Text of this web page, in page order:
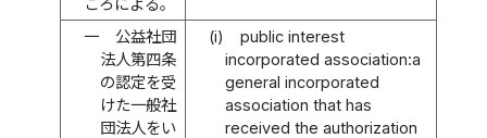
ころによる。
一
公益社団
法人第四条
の認定を受
けた一般社
団法人をい
(i)
public interest
incorporated association:a
general incorporated
association that has
received the authorization